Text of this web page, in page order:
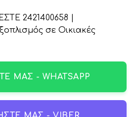
2421400658 |
σε Οικιακές
ΜΑΣ - WHATSAPP